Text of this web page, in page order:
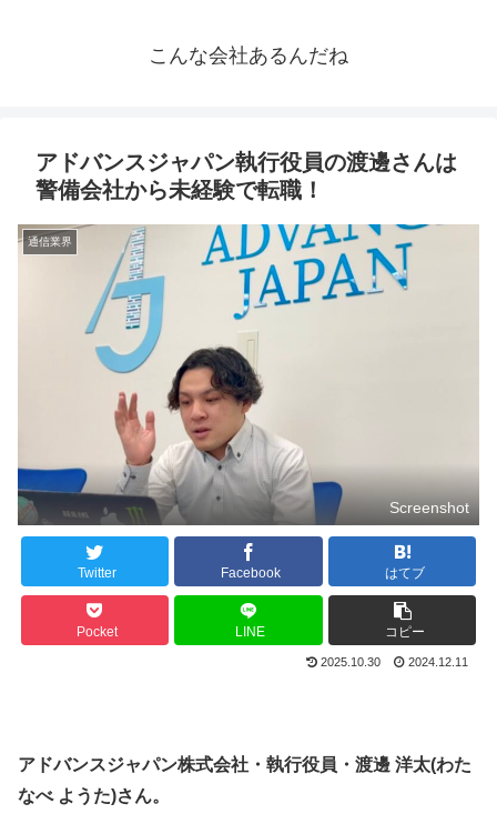
こんな会社あるんだね
アドバンスジャパン執行役員の渡邊さんは
警備会社から未経験で転職！
通信業界
Screenshot
Twitter Facebook はてブ
Pocket LINE コピー
2025.10.30 2024.12.11
アドバンスジャパン株式会社・執行役員・渡邊 洋太(わた
なべ ようた)さん。